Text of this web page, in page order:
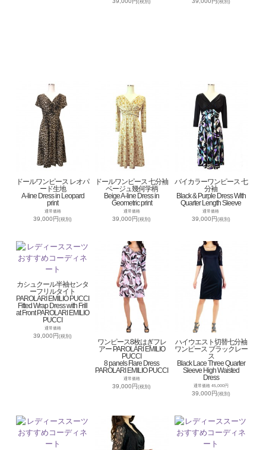
(税別) (税別)
ドールワンピース レオパ
ード生地
A-line Dress in Leopard
print
通常価格
39,000円(税別)
ドールワンピース 七分袖
ベージュ幾何学柄
Beige A-line Dress in
Geometric print
通常価格
39,000円(税別)
バイカラーワンピース 七
分袖
Black & Purple Dress With
Quarter Length Sleeve
通常価格
39,000円(税別)
カシュクール半袖センタ
ーフリルタイト
PAROLARI EMILIO PUCCI
Fitted Wrap Dress with Frill
at Front PAROLARI EMILIO
PUCCI
通常価格
39,000円(税別)
ワンピース8枚はぎフレ
アー PAROLARI EMILIO
PUCCI
8 panels Flare Dress
PAROLARI EMILIO PUCCI
通常価格
39,000円(税別)
ハイウエスト切替七分袖
ワンピース ブラックレー
ス
Black Lace Three Quarter
Sleeve High Waisted
Dress
通常価格 45,000円
39,000円(税別)